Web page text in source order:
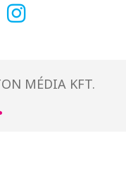
MÉDIA KFT.